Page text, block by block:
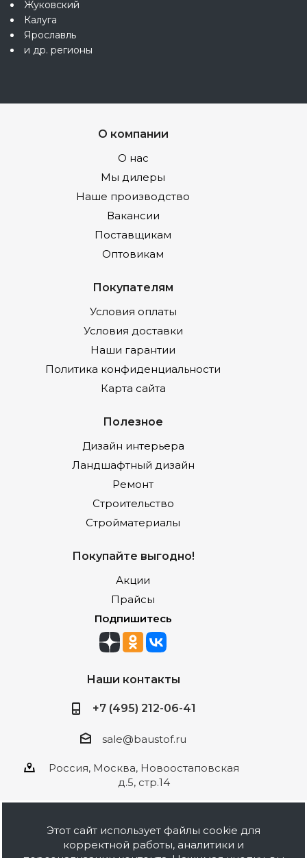
Жуковский
Калуга
Ярославль
и др. регионы
О компании
О нас
Мы дилеры
Наше производство
Вакансии
Поставщикам
Оптовикам
Покупателям
Условия оплаты
Условия доставки
Наши гарантии
Политика конфиденциальности
Карта сайта
Полезное
Дизайн интерьера
Ландшафтный дизайн
Ремонт
Строительство
Стройматериалы
Покупайте выгодно!
Акции
Прайсы
Подпишитесь
Наши контакты
+7 (495) 212-06-41
sale@baustof.ru
Россия, Москва, Новоостаповская
д.5, стр.14
2026 © ООО Баустов. Собственное
Этот сайт использует файлы cookie для
корректной работы, аналитики и